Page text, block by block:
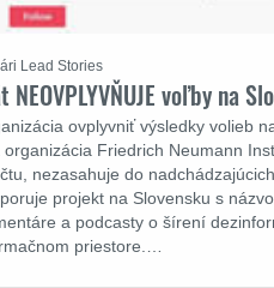
voľby na
ovplyvniť výsledky volieb
Friedrich Neumann
nezasahuje do
projekt na Slovensku s
a podcasty o šírení
priestore.…
Lead Stories